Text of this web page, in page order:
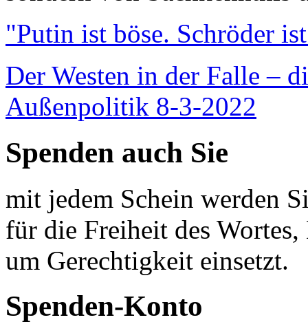
"Putin ist böse. Schröder
Der Westen in der Falle –
Außenpolitik 8-3-2022
Spenden auch Sie
mit jedem Schein werden
für die Freiheit des
um Gerechtigkeit einsetzt.
Spenden-Konto